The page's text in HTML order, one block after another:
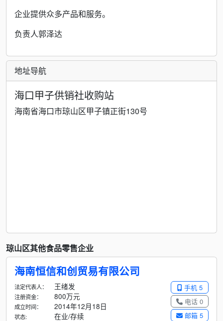
企业提供众多产品和服务。
负责人郭泽达
地址导航
海口甲子供销社收购站
海南省海口市琼山区甲子镇正街130号
琼山区其他食品零售企业
海南恒信和创贸易有限公司
手机 5
电话 0
邮箱 5
法定代表人： 王绪发
注册资金： 800万元
成立时间： 2014年12月18日
状态: 在业/存续